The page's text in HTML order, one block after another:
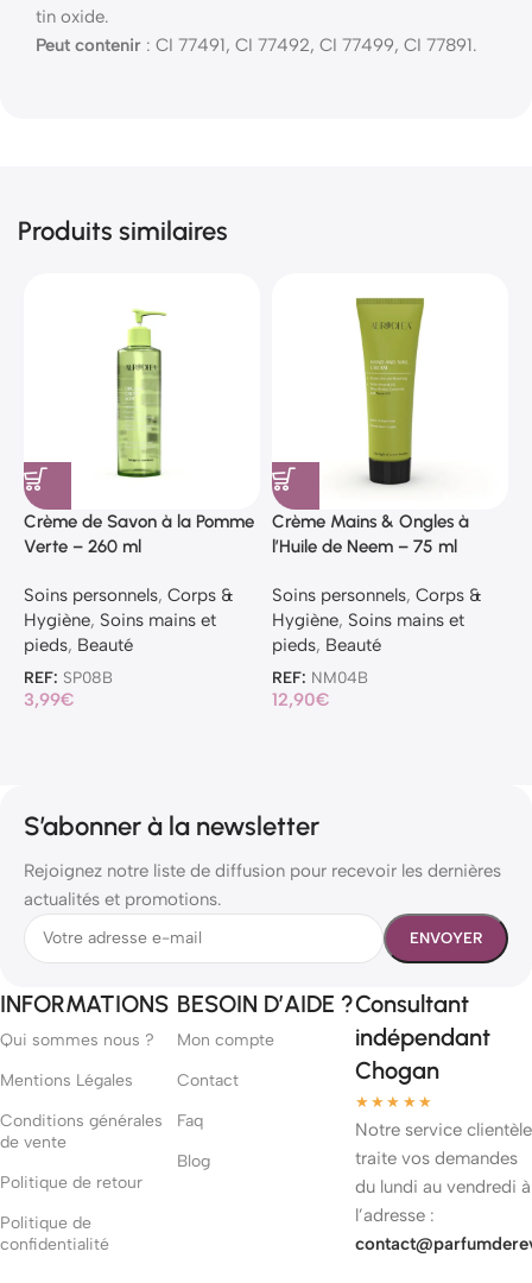
tin oxide.
Peut contenir : CI 77491, CI 77492, CI 77499, CI 77891.
Produits similaires
Crème de Savon à la Pomme
Verte – 260 ml
Soins personnels, Corps &
Hygiène, Soins mains et
pieds, Beauté
REF: SP08B
3,99€
Crème Mains & Ongles à
l’Huile de Neem – 75 ml
Soins personnels, Corps &
Hygiène, Soins mains et
pieds, Beauté
REF: NM04B
12,90€
S’abonner à la newsletter
Rejoignez notre liste de diffusion pour recevoir les dernières
actualités et promotions.
INFORMATIONS
Qui sommes nous ?
Mentions Légales
Conditions générales
de vente
Politique de retour
Politique de
confidentialité
BESOIN D’AIDE ?
Mon compte
Contact
Faq
Blog
Consultant
indépendant
Chogan
★★★★★
Notre service clientèle
traite vos demandes
du lundi au vendredi à
l’adresse :